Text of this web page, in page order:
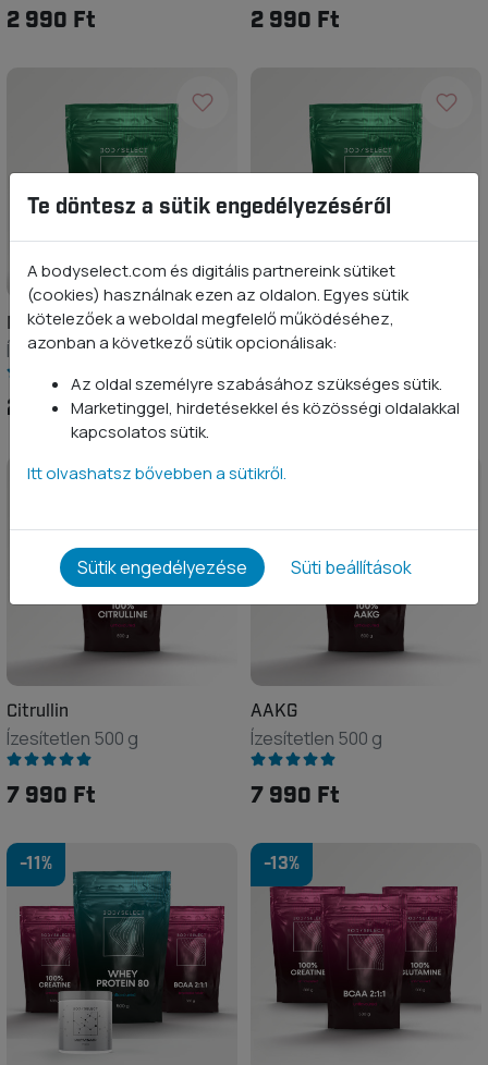
2 990 Ft 2 990 Ft
Maltodextrin
Ízesítetlen 1 kg
2 890 Ft
Dextróz
Ízesítetlen 1 kg
2 490 Ft
Citrullin
Ízesítetlen 500 g
7 990 Ft
AAKG
Ízesítetlen 500 g
7 990 Ft
-11% -13%
Te döntesz a sütik engedélyezéséről
A bodyselect.com és digitális partnereink sütiket
(cookies) használnak ezen az oldalon. Egyes sütik
kötelezőek a weboldal megfelelő működéséhez,
azonban a következő sütik opcionálisak:
Az oldal személyre szabásához szükséges sütik.
Marketinggel, hirdetésekkel és közösségi oldalakkal
kapcsolatos sütik.
Itt olvashatsz bővebben a sütikről.
Sütik engedélyezése Süti beállítások